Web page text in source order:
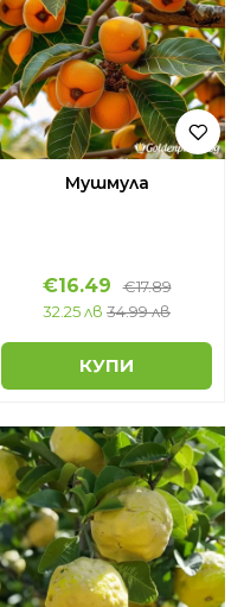
Мушмула
€16.49
€17.89
32.25 лв 34.99 лв
КУПИ